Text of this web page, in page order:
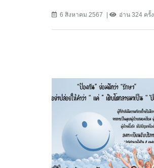
6 สิงหาคม 2567 อ่าน 324 ครั้ง